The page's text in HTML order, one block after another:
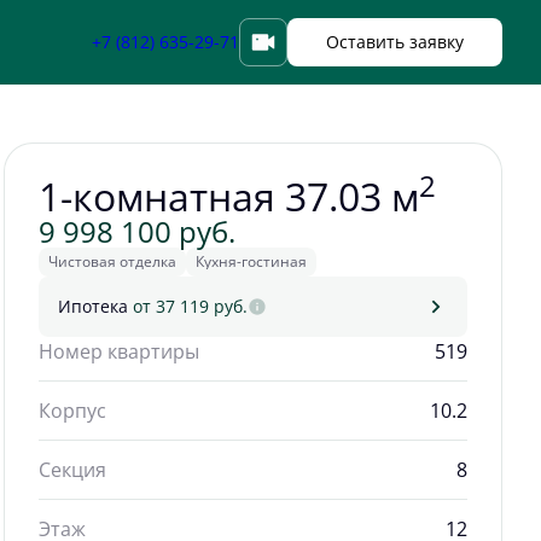
+7 (812) 635-29-71 Оставить заявку
Забронировать
1-комнатная 37.03 м2
9 998 100 руб.
Чистовая отделка Кухня-гостиная
Ипотека от 37 119 руб.
Номер квартиры 519
Корпус 10.2
Секция 8
Этаж 12